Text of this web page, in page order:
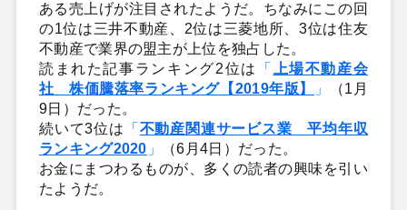
ある売上げが注目されたようだ。ちなみにこの回
の1位は三井不動産、2位は三菱地所、3位は住友
不動産で業界の盟主が上位を独占した。
読まれた記事ランキング2位は
「
上場不動産会
社 株価騰落率ランキング【2019年版】
」
（1月
9日）だった。
続いて3位は
「 不動産関連サービス業 平均年収
ランキング2020 」
（6月4日）だった。
お金にまつわるものが、多くの読者の興味を引い
たようだ。